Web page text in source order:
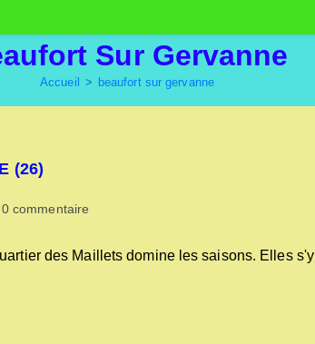
Sur Gervanne
Accueil > beaufort sur gervanne
(26)
:
0 commentaire
des Maillets domine les saisons. Elles s'y